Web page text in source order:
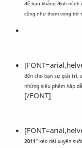
để bạn khẳng định mình
cũng như tham vọng trở
đến cho bạn sự giải trí,
những siêu phẩm hấp
[/FONT]
2011” kéo dài xuyên